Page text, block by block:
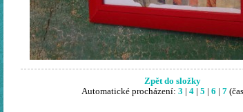
Zpět do složky
Automatické procházení: 3 4 5 6 7